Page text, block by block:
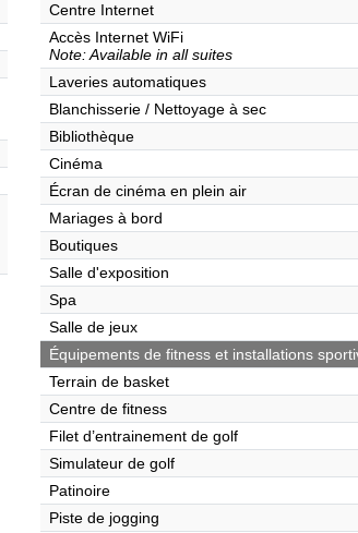
Centre Internet
Accès Internet WiFi
Note: Available in all suites
Laveries automatiques
Blanchisserie / Nettoyage à sec
Bibliothèque
Cinéma
Écran de cinéma en plein air
Mariages à bord
Boutiques
Salle d'exposition
Spa
Salle de jeux
Équipements de fitness et installations
Terrain de basket
Centre de fitness
Filet d’entrainement de golf
Simulateur de golf
Patinoire
Piste de jogging